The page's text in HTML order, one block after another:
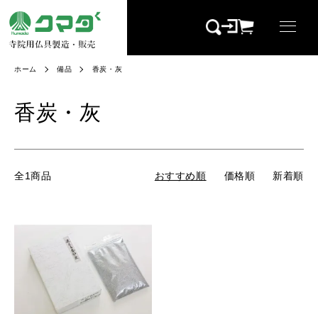
ホーム 備品 香炭・灰
香炭・灰
全1商品 おすすめ順 価格順 新着順